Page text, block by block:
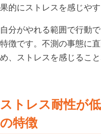
果的にストレスを感じやす
自分がやれる範囲で行動
特徴です。不測の事態に
め、ストレスを感じるこ
ストレス耐性が
の特徴